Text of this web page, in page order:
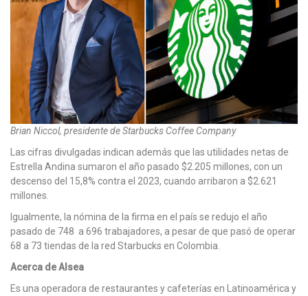
Brian Niccol, presidente de Starbucks Coffee Company
Las cifras divulgadas indican además que las utilidades netas de
Estrella Andina sumaron el año pasado $2.205 millones, con un
descenso del 15,8% contra el 2023, cuando arribaron a $2.621
millones.
Igualmente, la nómina de la firma en el país se redujo el año
pasado de 748 a 696 trabajadores, a pesar de que pasó de operar
68 a 73 tiendas de la red Starbucks en Colombia.
Acerca de Alsea
Es una operadora de restaurantes y cafeterías en Latinoamérica y